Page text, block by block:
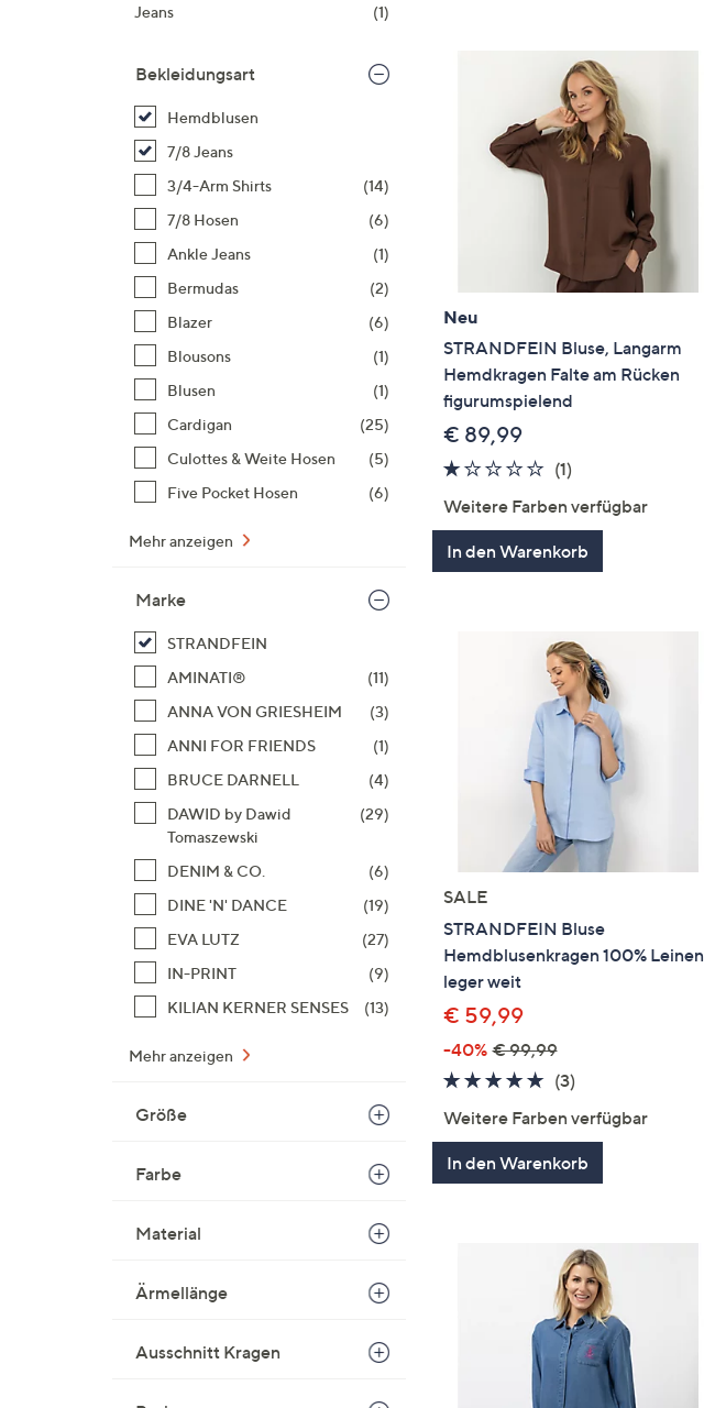
links
bzw.
anzuzeigen.
Jeans
(1)
Bekleidungsart
Hemdblusen
7/8 Jeans
3/4-Arm Shirts
(14)
7/8 Hosen
(6)
Ankle Jeans
(1)
Bermudas
(2)
Blazer
(6)
Blousons
(1)
Blusen
(1)
Cardigan
(25)
Culottes & Weite Hosen
(5)
Five Pocket Hosen
(6)
Mehr anzeigen
Marke
STRANDFEIN
AMINATI®
(11)
ANNA VON GRIESHEIM
(3)
ANNI FOR FRIENDS
(1)
BRUCE DARNELL
(4)
DAWID by Dawid
Tomaszewski
(29)
DENIM & CO.
(6)
DINE 'N' DANCE
(19)
EVA LUTZ
(27)
IN-PRINT
(9)
KILIAN KERNER SENSES
(13)
Mehr anzeigen
Größe
Farbe
Material
Ärmellänge
Ausschnitt Kragen
Neu
STRANDFEIN Bluse, Langarm
Hemdkragen Falte am Rücken
figurumspielend
€ 89,99
1.0
5
(1)1
Weitere Farben verfügbar
In den Warenkorb
SALE
STRANDFEIN Bluse
Hemdblusenkragen 100% Leinen
leger weit
€ 59,99
-40% € 99,99
5.0
(3)3
Weitere Farben verfügbar
In den Warenkorb